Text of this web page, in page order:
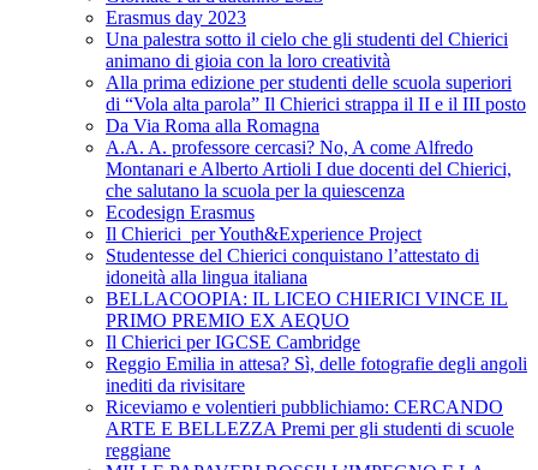
Erasmus day 2023
Una palestra sotto il cielo che gli studenti del Chierici
animano di gioia con la loro creatività
Alla prima edizione per studenti delle scuola superiori
di “Vola alta parola” Il Chierici strappa il II e il III posto
Da Via Roma alla Romagna
A.A. A. professore cercasi? No, A come Alfredo
Montanari e Alberto Artioli I due docenti del Chierici,
che salutano la scuola per la quiescenza
Ecodesign Erasmus
Il Chierici per Youth&Experience Project
Studentesse del Chierici conquistano l’attestato di
idoneità alla lingua italiana
BELLACOOPIA: IL LICEO CHIERICI VINCE IL
PRIMO PREMIO EX AEQUO
Il Chierici per IGCSE Cambridge
Reggio Emilia in attesa? Sì, delle fotografie degli angoli
inediti da rivisitare
Riceviamo e volentieri pubblichiamo: CERCANDO
ARTE E BELLEZZA Premi per gli studenti di scuole
reggiane